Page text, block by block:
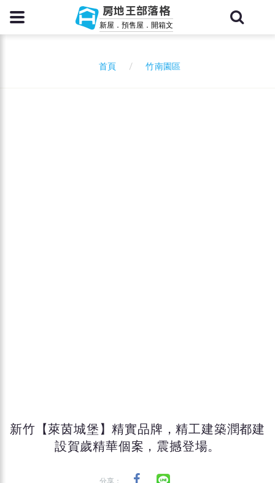
房地王部落格
新屋．預售屋．開箱文
首頁 竹南園區
新竹【萊茵城堡】精實品牌，精工建築潤都建
設賀歲精華個案，震撼登場。
分享：